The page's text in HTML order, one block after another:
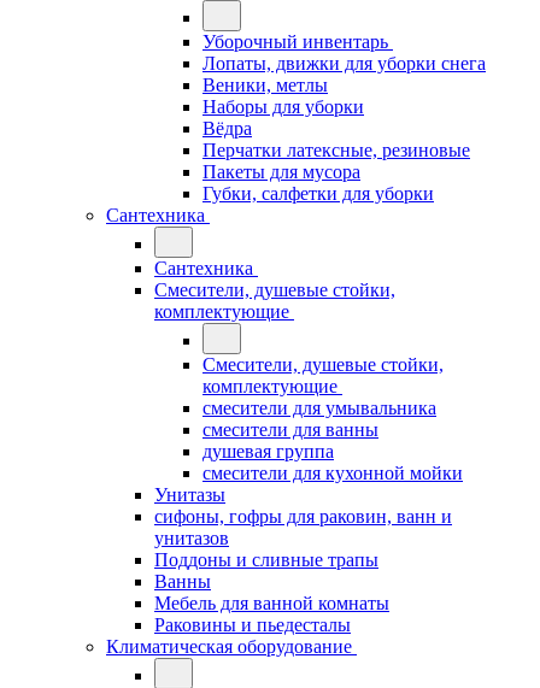
Уборочный инвентарь
Лопаты, движки для уборки снега
Веники, метлы
Наборы для уборки
Вёдра
Перчатки латексные, резиновые
Пакеты для мусора
Губки, салфетки для уборки
Сантехника
Сантехника
Смесители, душевые стойки,
комплектующие
Смесители, душевые стойки,
комплектующие
смесители для умывальника
смесители для ванны
душевая группа
смесители для кухонной мойки
Унитазы
сифоны, гофры для раковин, ванн и
унитазов
Поддоны и сливные трапы
Ванны
Мебель для ванной комнаты
Раковины и пьедесталы
Климатическая оборудование